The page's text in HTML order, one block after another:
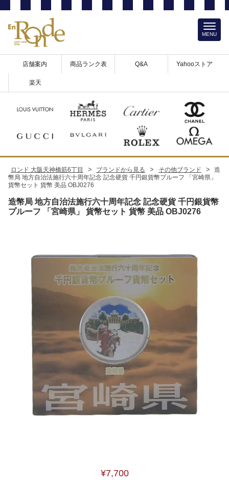
店舗案内 商品ランク表 Q&A Yahooストア
楽天
MENU
ロンド 大阪天神橋筋6丁目 > ブランドから見る > その他ブランド >
造
幣局 地方自治法施行六十周年記念 記念硬貨 千円銀貨幣プルーフ 「宮崎県」
貨幣セット 貨幣 美品 OBJ0276
造幣局 地方自治法施行六十周年記念 記念硬貨 千円銀貨幣
プルーフ 「宮崎県」 貨幣セット 貨幣 美品 OBJ0276
¥7,700